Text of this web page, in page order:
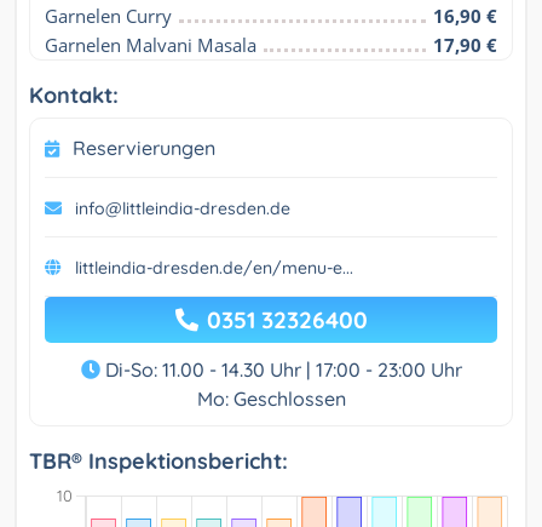
Garnelen Curry
16,90 €
Garnelen Malvani Masala
17,90 €
Kontakt:
Reservierungen
info@littleindia-dresden.de
littleindia-dresden.de/en/menu-e...
0351 32326400
Di-So: 11.00 - 14.30 Uhr | 17:00 - 23:00 Uhr
Mo: Geschlossen
TBR® Inspektionsbericht: